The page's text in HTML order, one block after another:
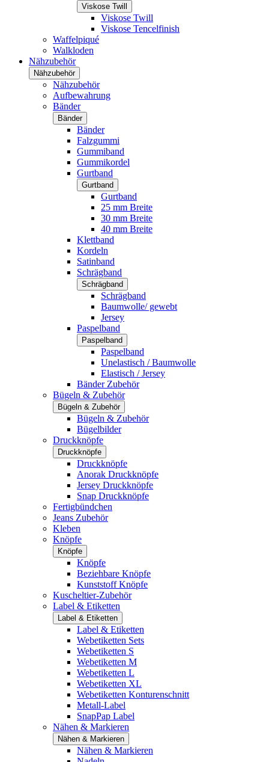
Viskose Twill
Viskose Twill
Viskose Tencelfinish
Waffelpiqué
Walkloden
Nähzubehör
Nähzubehör
Nähzubehör
Aufbewahrung
Bänder
Bänder
Bänder
Falzgummi
Gummiband
Gummikordel
Gurtband
Gurtband
Gurtband
25 mm Breite
30 mm Breite
40 mm Breite
Klettband
Kordeln
Satinband
Schrägband
Schrägband
Schrägband
Baumwolle/ gewebt
Jersey
Paspelband
Paspelband
Paspelband
Unelastisch / Baumwolle
Elastisch / Jersey
Bänder Zubehör
Bügeln & Zubehör
Bügeln & Zubehör
Bügeln & Zubehör
Bügelbilder
Druckknöpfe
Druckknöpfe
Druckknöpfe
Anorak Druckknöpfe
Jersey Druckknöpfe
Snap Druckknöpfe
Fertigbündchen
Jeans Zubehör
Kleben
Knöpfe
Knöpfe
Knöpfe
Beziehbare Knöpfe
Kunststoff Knöpfe
Kuscheltier-Zubehör
Label & Etiketten
Label & Etiketten
Label & Etiketten
Webetiketten Sets
Webetiketten S
Webetiketten M
Webetiketten L
Webetiketten XL
Webetiketten Konturenschnitt
Metall-Label
SnapPap Label
Nähen & Markieren
Nähen & Markieren
Nähen & Markieren